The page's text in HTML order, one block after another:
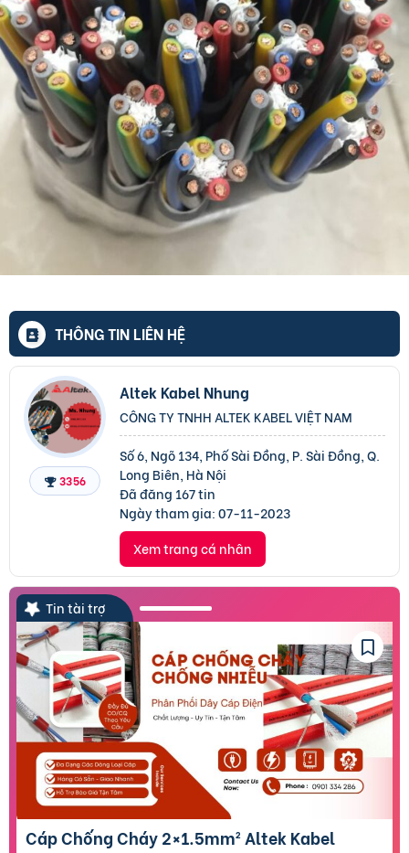
THÔNG TIN LIÊN HỆ
3356
Altek Kabel Nhung
CÔNG TY TNHH ALTEK KABEL VIỆT NAM
Số 6, Ngõ 134, Phố Sài Đồng, P. Sài Đồng, Q.
Long Biên, Hà Nội
Đã đăng 167 tin
Ngày tham gia:07-11-2023
Xem trang cá nhân
Tin tài trợ
Cáp Chống Cháy 2×1.5mm² Altek Kabel